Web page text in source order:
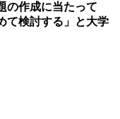
の作成に当たって
て検討する」と大学